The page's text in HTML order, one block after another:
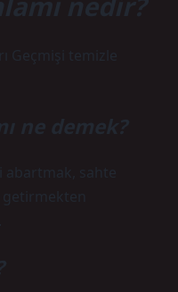
Geçmişi temizle
ne demek?
abartmak, sahte